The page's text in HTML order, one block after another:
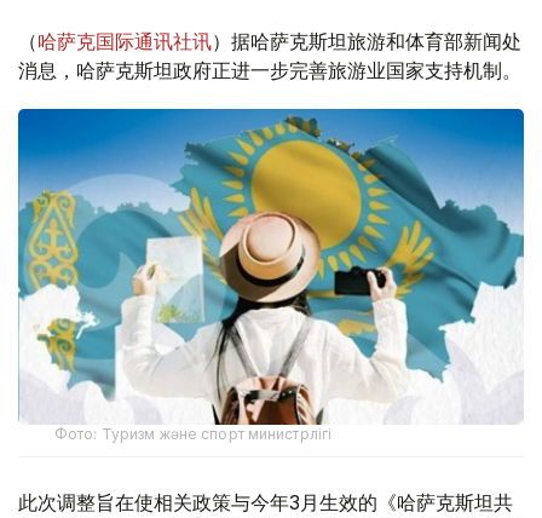
（哈萨克国际通讯社讯）据哈萨克斯坦旅游和体育部新闻处
消息，哈萨克斯坦政府正进一步完善旅游业国家支持机制。
Фото: Туризм және спорт министрлігі
此次调整旨在使相关政策与今年3月生效的《哈萨克斯坦共